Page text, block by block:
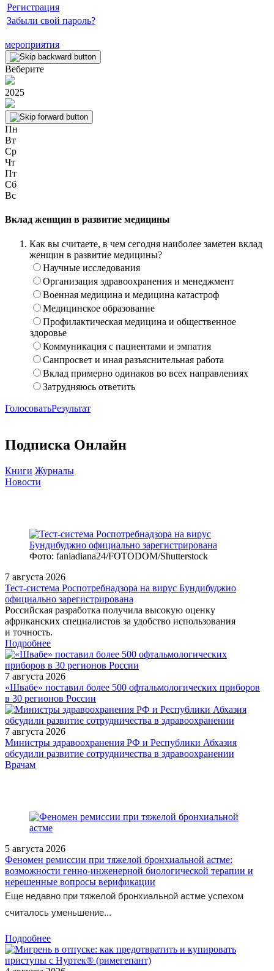
Регистрация
Забыли свой пароль?
мероприятия
Веберите
2025
Пн
Вт
Ср
Чт
Пт
Сб
Вс
Вклад женщин в развитие медицины
Как вы считаете, в чем сегодня наиболее заметен вклад
женщин в развитие медицины?
Научные исследования
Организация здравоохранения и менеджмент
Военная медицина и медицина катастроф
Медицинское образование
Профилактическая медицина и общественное
здоровье
Коммуникация с пациентами и эмпатия
Санпросвет и иная разъяснительная работа
Вклад примерно одинаков во всех направлениях
Затрудняюсь ответить
ГолосоватьРезультат
Подписка Онлайн
Книги Журналы
Новости
Фото: faniadiana24/FOTODOM/Shutterstock
7 августа 2026
Тест‑система Роспотребнадзора на вирус Бундибуджио
официально зарегистрирована
Российская разработка получила высокую оценку
африканских специалистов за удобство использования
и точность.
Подробнее
7 августа 2026
«Швабе» поставил более 500 офтальмологических приборов
в 30 регионов России
7 августа 2026
Министры здравоохранения РФ и Республики Абхазия
обсудили развитие сотрудничества в здравоохранении
/legislation/law/Prikaz-Ministerstva-zdravookhraneniya-Rossiyskoy-
Врачам
5 августа 2026
Феномен ремиссии при тяжелой бронхиальной астме:
возможности генно-инженерной биологической терапии и
нерешенные вопросы верификации
Еще недавно при тяжелой бронхиальной астме успехом
считалось уменьшение...
Подробнее